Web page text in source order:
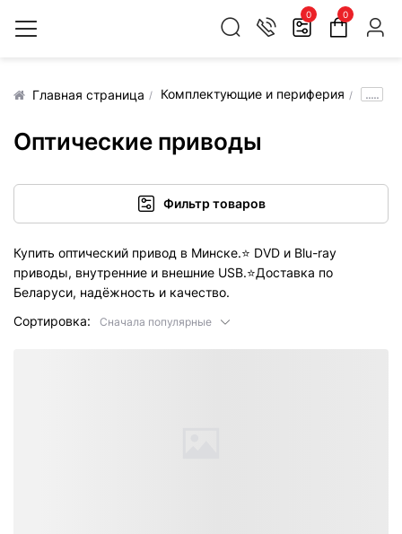
0 0
Главная страница Комплектующие и периферия .....
Оптические приводы
Фильтр товаров
Купить оптический привод в Минске.⭐️ DVD и Blu-ray
приводы, внутренние и внешние USB.⭐️Доставка по
Беларуси, надёжность и качество.
Сортировка:
Сначала популярные